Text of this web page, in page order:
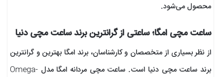
محصول می‌شود.
ساعت مچی امگا؛ ساعتی از گرانترین برند ساعت مچی دنیا
از نظر بسیاری از متخصصان و کارشناسان، برند امگا بهترین و گرانترین
برند ساعت مچی دنیا است. ساعت مچی مردانه امگا مدل Omega-